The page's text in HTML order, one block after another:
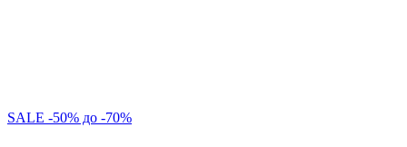
SALE -50% до -70%